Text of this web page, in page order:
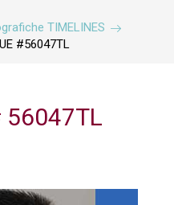
TIMELINES
#56047TL
56047TL